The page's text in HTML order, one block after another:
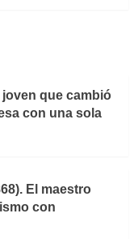
joven que cambió
con una sola
El maestro
con